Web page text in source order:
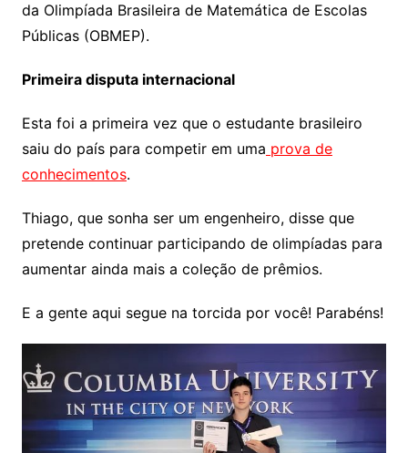
da Olimpíada Brasileira de Matemática de Escolas
Públicas (OBMEP).
Primeira disputa internacional
Esta foi a primeira vez que o estudante brasileiro
saiu do país para competir em uma prova de
conhecimentos.
Thiago, que sonha ser um engenheiro, disse que
pretende continuar participando de olimpíadas para
aumentar ainda mais a coleção de prêmios.
E a gente aqui segue na torcida por você! Parabéns!